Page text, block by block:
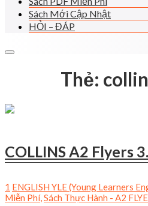
Sách Mới Cập Nhật
HỎI – ĐÁP
Thẻ:
COLLINS A2 Flyers
1 ENGLISH YLE (Young Learners
Miễn Phí,Sách Thực Hành - A2